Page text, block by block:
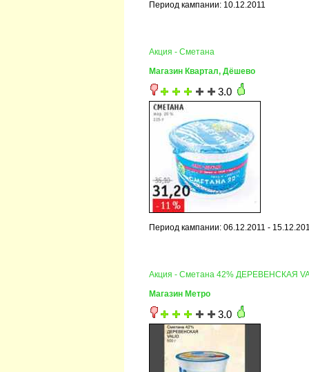
Период кампании: 10.12.2011
Акция - Сметана
Магазин Квартал, Дёшево
3.0
Период кампании: 06.12.2011 -
Акция - Сметана 42% ДЕРЕВЕНСКАЯ
Магазин Метро
3.0